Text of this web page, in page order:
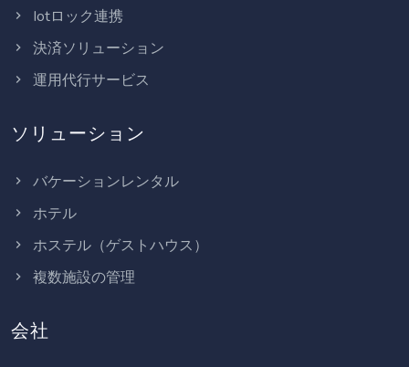
Iotロック連携
決済ソリューション
運用代行サービス
ソリューション
バケーションレンタル
ホテル
ホステル（ゲストハウス）
複数施設の管理
会社